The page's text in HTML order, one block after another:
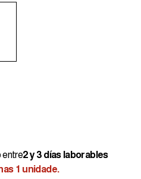
entre2 y 3 días laborables
1 unidade.